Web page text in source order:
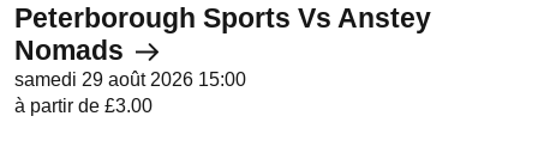
Peterborough Sports Vs Anstey
Nomads
samedi 29 août 2026 15:00
à partir de £3.00